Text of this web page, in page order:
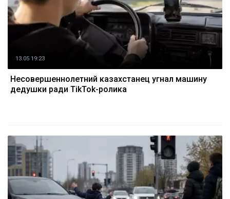
13.05 19:23
Несовершеннолетний казахстанец угнал машину
дедушки ради TikTok-ролика